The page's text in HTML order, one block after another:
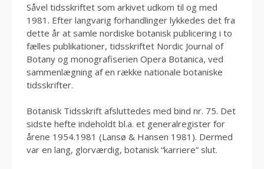
Såvel tidsskriftet som arkivet udkom til og med
1981. Efter langvarig forhandlinger lykkedes det fra
dette år at samle nordiske botanisk publicering i to
fælles publikationer, tidsskriftet Nordic Journal of
Botany og monografiserien Opera Botanica, ved
sammenlægning af en række nationale botaniske
tidsskrifter.
Botanisk Tidsskrift afsluttedes med bind nr. 75. Det
sidste hefte indeholdt bl.a. et generalregister for
årene 1954.1981 (Lansø & Hansen 1981). Dermed
var en lang, glorværdig, botanisk “karriere” slut.